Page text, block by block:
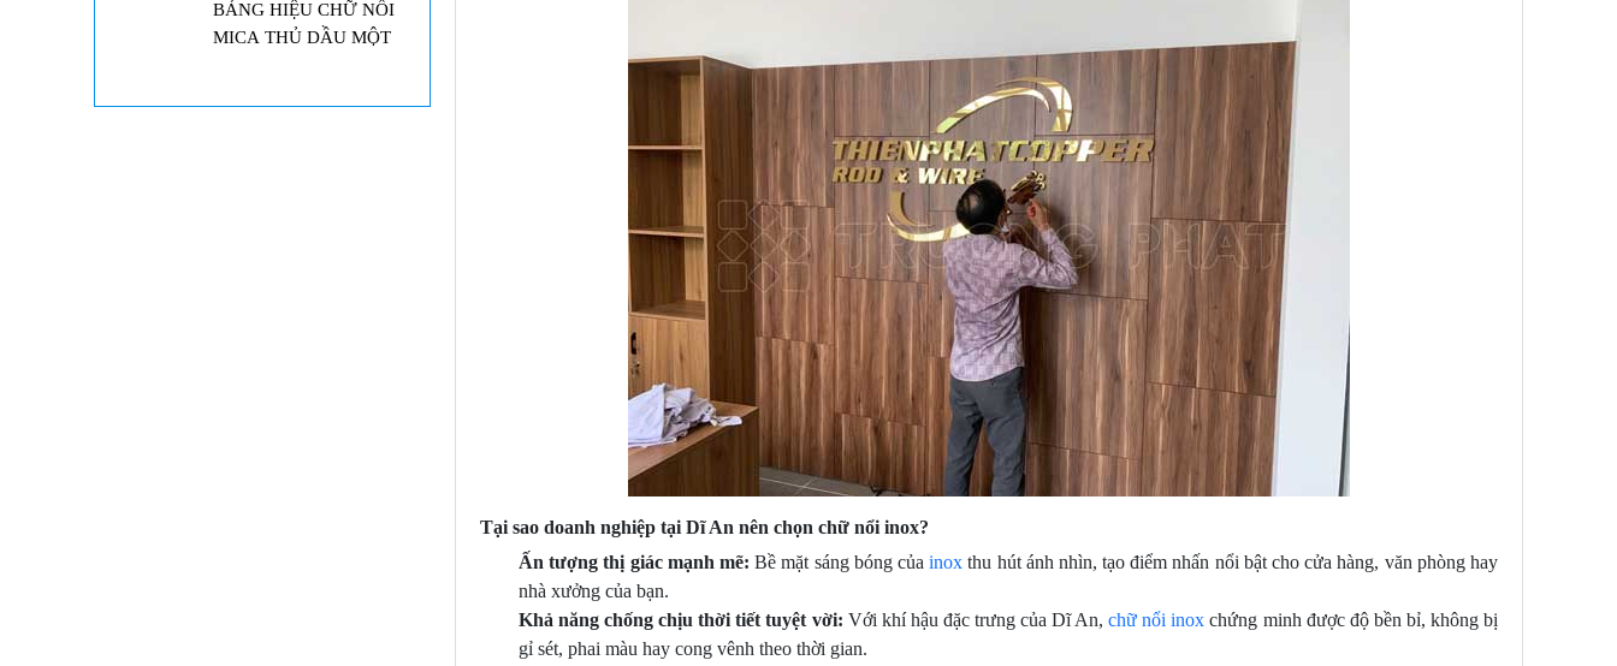
LÀM BẢNG HIỆU BÌNH
DƯƠNG
Tại sao doanh nghiệp tại Dĩ An nên chọn chữ nổi inox?
Ấn tượng thị giác mạnh mẽ: Bề mặt sáng bóng củainox thu hút ánh nhìn, tạo điểm nhấn nổi bật cho cửa hàng, văn phòng hay
nhà xưởng của bạn.
Khả năng chống chịu thời tiết tuyệt vời: Với khí hậu đặc trưng của Dĩ An,chữ nổi inox chứng minh được độ bền bỉ, không bị
gỉ sét, phai màu hay cong vênh theo thời gian.